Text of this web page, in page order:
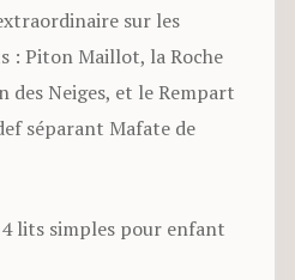
sur les
: Piton Maillot, la Roche
des Neiges, et le Rempart
séparant Mafate de
lits simples pour enfant